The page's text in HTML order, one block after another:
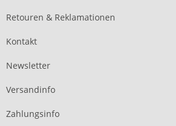
Retouren & Reklamationen
Kontakt
Newsletter
Versandinfo
Zahlungsinfo